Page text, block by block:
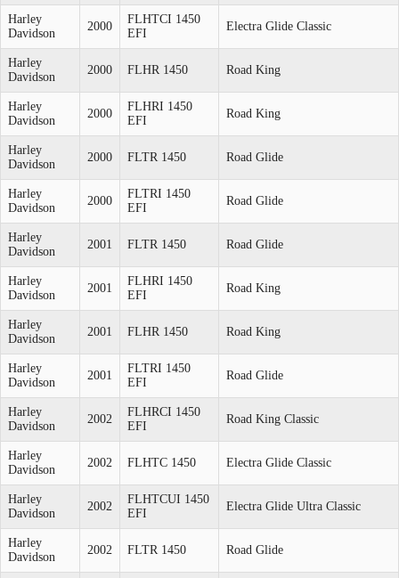
Harley
Davidson
2000
FLHTCI 1450
EFI
Electra Glide Classic
Harley
Davidson
2000 FLHR 1450 Road King
Harley
Davidson
2000
FLHRI 1450
EFI
Road King
Harley
Davidson
2000 FLTR 1450 Road Glide
Harley
Davidson
2000
FLTRI 1450
EFI
Road Glide
Harley
Davidson
2001 FLTR 1450 Road Glide
Harley
Davidson
2001
FLHRI 1450
EFI
Road King
Harley
Davidson
2001 FLHR 1450 Road King
Harley
Davidson
2001
FLTRI 1450
EFI
Road Glide
Harley
Davidson
2002
FLHRCI 1450
EFI
Road King Classic
Harley
Davidson
2002 FLHTC 1450 Electra Glide Classic
Harley
Davidson
2002
FLHTCUI 1450
EFI
Electra Glide Ultra Classic
Harley
Davidson
2002 FLTR 1450 Road Glide